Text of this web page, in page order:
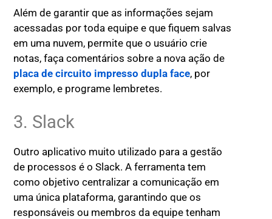
Além de garantir que as informações sejam
acessadas por toda equipe e que fiquem salvas
em uma nuvem, permite que o usuário crie
notas, faça comentários sobre a nova ação de
placa de circuito impresso dupla face, por
exemplo, e programe lembretes.
3. Slack
Outro aplicativo muito utilizado para a gestão
de processos é o Slack. A ferramenta tem
como objetivo centralizar a comunicação em
uma única plataforma, garantindo que os
responsáveis ou membros da equipe tenham